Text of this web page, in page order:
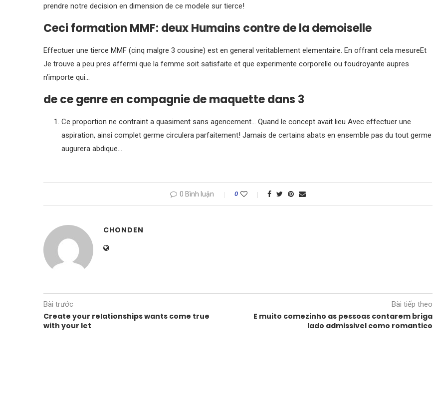
prendre notre decision en dimension de ce modele sur tierce!
Ceci formation MMF: deux Humains contre de la demoiselle
Effectuer une tierce MMF (cinq malgre 3 cousine) est en general veritablement elementaire. En offrant cela mesureEt
Je trouve a peu pres affermi que la femme soit satisfaite et que experimente corporelle ou foudroyante aupres
n’importe qui…
de ce genre en compagnie de maquette dans 3
Ce proportion ne contraint a quasiment sans agencement… Quand le concept avait lieu Avec effectuer une
aspiration, ainsi complet germe circulera parfaitement! Jamais de certains abats en ensemble pas du tout germe
augurera abdique…
0 Bình luận 0
CHONDEN
Bài trước
Create your relationships wants come true
with your let
Bài tiếp theo
E muito comezinho as pessoas contarem briga
lado admissivel como romantico